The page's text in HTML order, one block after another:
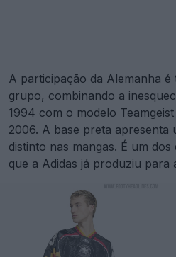
A participação da Alemanha é
grupo, combinando a
1994 com o modelo
2006. A base preta apresenta
distinto nas mangas. É um dos
que a Adidas já produziu para